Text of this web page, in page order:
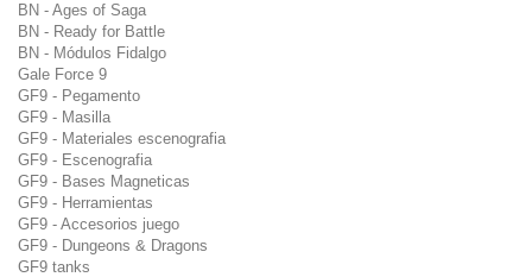
BN - Ages of Saga
BN - Ready for Battle
BN - Módulos Fidalgo
Gale Force 9
GF9 - Pegamento
GF9 - Masilla
GF9 - Materiales escenografia
GF9 - Escenografia
GF9 - Bases Magneticas
GF9 - Herramientas
GF9 - Accesorios juego
GF9 - Dungeons & Dragons
GF9 tanks